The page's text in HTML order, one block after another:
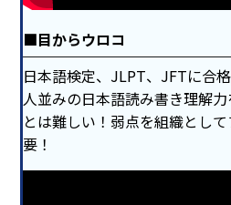
目からウロコ
日本語検定、JLPT、JFTに合
人並みの日本語読み書き理解
とは難しい！弱点を組織とし
要！